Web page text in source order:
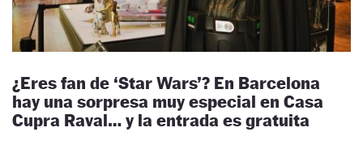
¿Eres fan de ‘Star Wars’? En Barcelona
hay una sorpresa muy especial en Casa
Cupra Raval… y la entrada es gratuita